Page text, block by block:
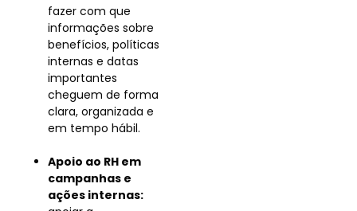
fazer com que
informações sobre
benefícios, políticas
internas e datas
importantes
cheguem de forma
clara, organizada e
em tempo hábil.
Apoio ao RH em
campanhas e
ações internas: